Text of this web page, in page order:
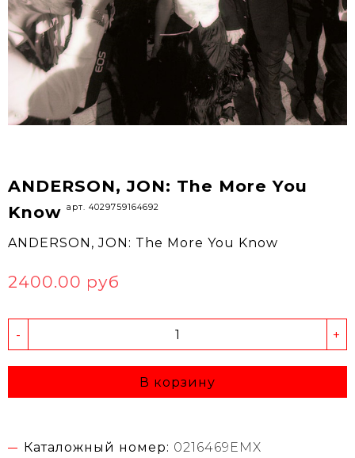
ANDERSON, JON: The More You
Know арт. 4029759164692
ANDERSON, JON: The More You Know
2400.00 руб
- +
В корзину
Каталожный номер: 0216469EMX